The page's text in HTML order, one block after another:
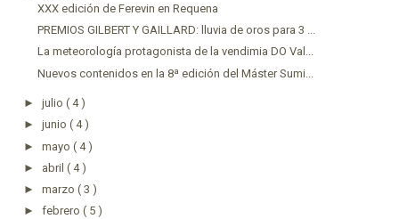
XXX edición de Ferevin en Requena
PREMIOS GILBERT Y GAILLARD: lluvia de oros para 3 ...
La meteorología protagonista de la vendimia DO Val...
Nuevos contenidos en la 8ª edición del Máster Sumi...
► julio ( 4 )
► junio ( 4 )
► mayo ( 4 )
► abril ( 4 )
► marzo ( 3 )
► febrero ( 5 )